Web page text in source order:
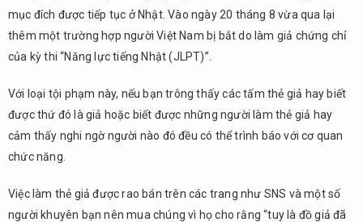
mục đích được tiếp tục ở Nhật. Vào ngày 20 tháng 8 vừa qua lại
thêm một trường hợp người Việt Nam bị bắt do làm giả chứng chỉ
của kỳ thi “Năng lực tiếng Nhật (JLPT)”.
Với loại tội phạm này, nếu bạn trông thấy các tấm thẻ giả hay biết
được thứ đó là giả hoặc biết được những người làm thẻ giả hay
cảm thấy nghi ngờ người nào đó đều có thể trình báo với cơ quan
chức năng.
Việc làm thẻ giả được rao bán trên các trang như SNS và một số
người khuyên bạn nên mua chúng vì họ cho rằng “tuy là đồ giả đã